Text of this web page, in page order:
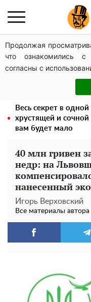
Продолжая
что ознакомились с
согласны с
Может ли Почтовая
входа в
Павел Прудников и
актера в
руководители
Весь секрет в
хрустящей и
вам будет мало
40 млн гривен
недр: на
нанесенный
Игорь Верховский
Все материалы автора